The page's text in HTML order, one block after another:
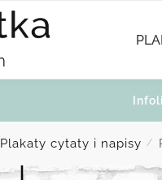
Plakaty cytaty i napisy /